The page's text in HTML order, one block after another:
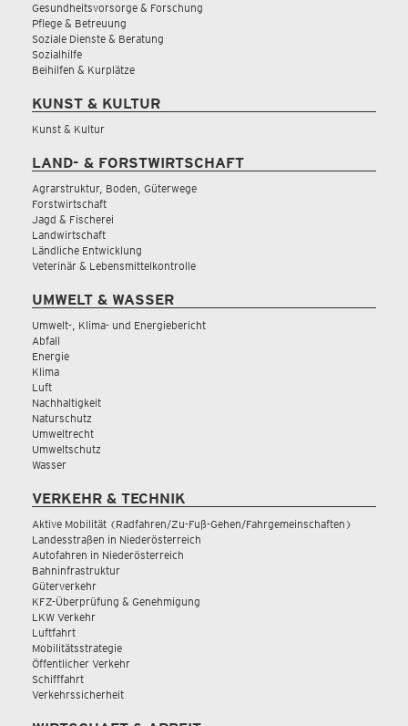
Gesundheitsvorsorge & Forschung
Pflege & Betreuung
Soziale Dienste & Beratung
Sozialhilfe
Beihilfen & Kurplätze
KUNST & KULTUR
Kunst & Kultur
LAND- & FORSTWIRTSCHAFT
Agrarstruktur, Boden, Güterwege
Forstwirtschaft
Jagd & Fischerei
Landwirtschaft
Ländliche Entwicklung
Veterinär & Lebensmittelkontrolle
UMWELT & WASSER
Umwelt-, Klima- und Energiebericht
Abfall
Energie
Klima
Luft
Nachhaltigkeit
Naturschutz
Umweltrecht
Umweltschutz
Wasser
VERKEHR & TECHNIK
Aktive Mobilität (Radfahren/Zu-Fuß-Gehen/Fahrgemeinschaften)
Landesstraßen in Niederösterreich
Autofahren in Niederösterreich
Bahninfrastruktur
Güterverkehr
KFZ-Überprüfung & Genehmigung
LKW Verkehr
Luftfahrt
Mobilitätsstrategie
Öffentlicher Verkehr
Schifffahrt
Verkehrssicherheit